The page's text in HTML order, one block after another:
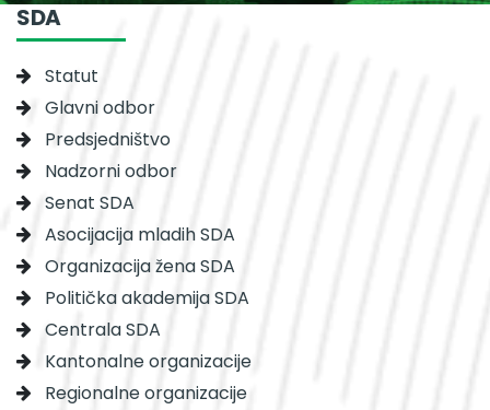
SDA
Statut
Glavni odbor
Predsjedništvo
Nadzorni odbor
Senat SDA
Asocijacija mladih SDA
Organizacija žena SDA
Politička akademija SDA
Centrala SDA
Kantonalne organizacije
Regionalne organizacije